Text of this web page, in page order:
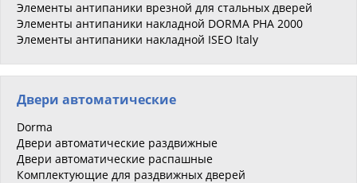
Элементы антипаники врезной для стальных дверей
Элементы антипаники накладной DORMA PHA 2000
Элементы антипаники накладной ISEO Italy
Двери автоматические
Dorma
Двери автоматические раздвижные
Двери автоматические распашные
Комплектующие для раздвижных дверей